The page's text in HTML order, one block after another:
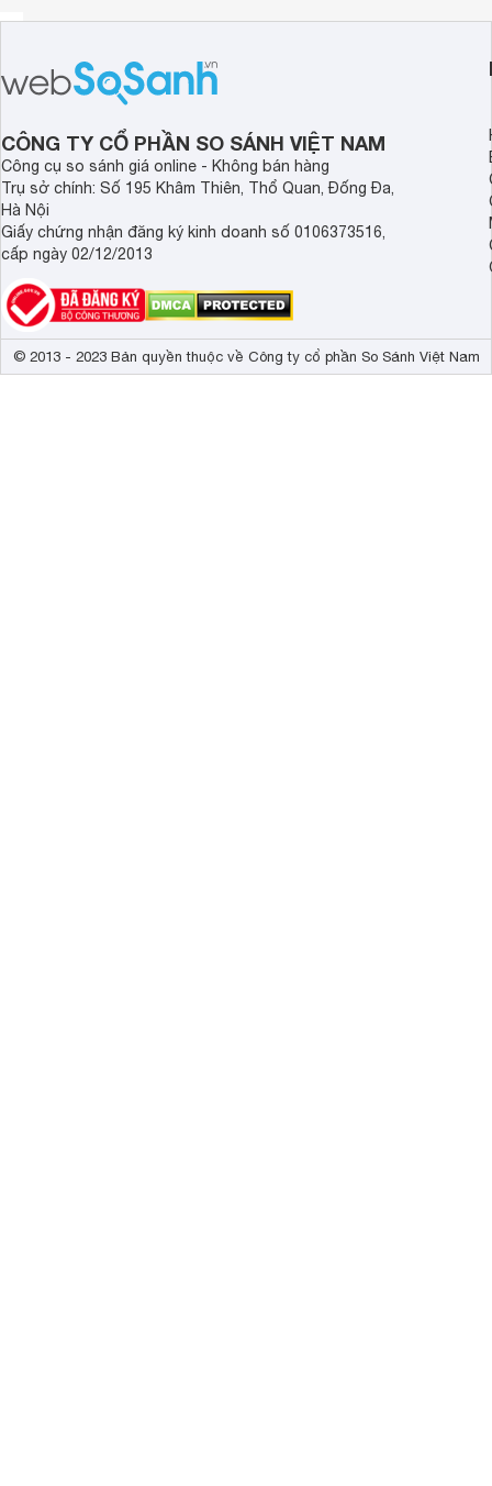
CÔNG TY CỔ PHẦN SO SÁNH VIỆT NAM
Công cụ so sánh giá online - Không bán hàng
Trụ sở chính: Số 195 Khâm Thiên, Thổ Quan, Đống Đa,
Hà Nội
Giấy chứng nhận đăng ký kinh doanh số 0106373516,
cấp ngày 02/12/2013
© 2013 - 2023 Bản quyền thuộc về Công ty cổ phần So Sánh Việt Nam